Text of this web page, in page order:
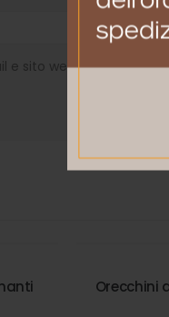
e sito web in questo
Orecchini